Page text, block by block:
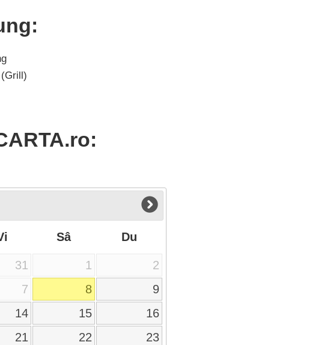
Sâ Du
31 1
2
7 8
9
14 15
16
21 22
23